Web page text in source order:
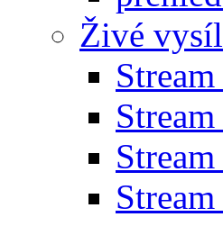
Živé
Stream
Stream
Stream